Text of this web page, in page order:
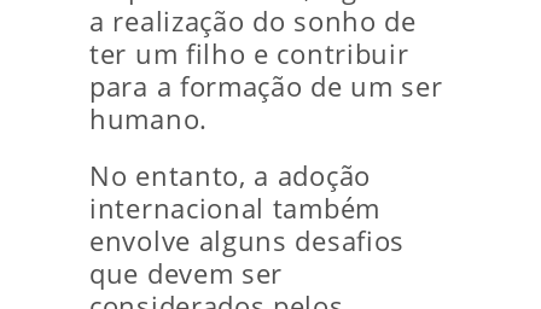
a realização do sonho de
ter um filho e contribuir
para a formação de um ser
humano.
No entanto, a adoção
internacional também
envolve alguns desafios
que devem ser